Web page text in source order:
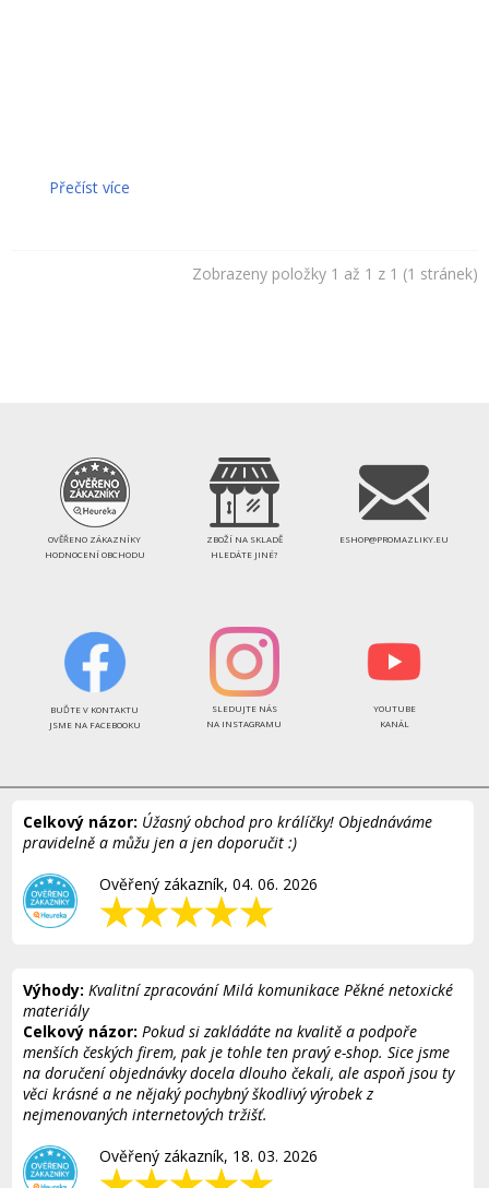
Přečíst více
Zobrazeny položky 1 až 1 z 1 (1 stránek)
OVĚŘENO ZÁKAZNÍKY
HODNOCENÍ OBCHODU
ZBOŽÍ NA SKLADĚ
HLEDÁTE JINÉ?
ESHOP@PROMAZLIKY.EU
BUĎTE V KONTAKTU
JSME NA FACEBOOKU
SLEDUJTE NÁS
NA INSTAGRAMU
YOUTUBE
KANÁL
Celkový názor: Úžasný obchod pro králíčky! Objednáváme
pravidelně a můžu jen a jen doporučit :)
Ověřený zákazník, 04. 06. 2026
Výhody: Kvalitní zpracování Milá komunikace Pěkné netoxické
materiály
Celkový názor: Pokud si zakládáte na kvalitě a podpoře
menších českých firem, pak je tohle ten pravý e-shop. Sice jsme
na doručení objednávky docela dlouho čekali, ale aspoň jsou ty
věci krásné a ne nějaký pochybný škodlivý výrobek z
nejmenovaných internetových tržišť.
Ověřený zákazník, 18. 03. 2026